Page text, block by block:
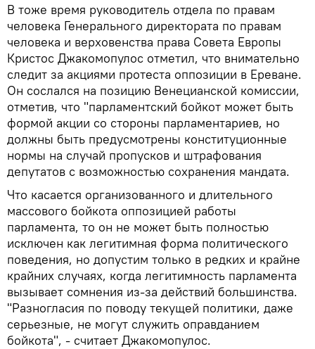
В тоже время руководитель отдела по правам
человека Генерального директората по правам
человека и верховенства права Совета Европы
Кристос Джакомопулос отметил, что внимательно
следит за акциями протеста оппозиции в Ереване.
Он сослался на позицию Венецианской комиссии,
отметив, что "парламентский бойкот может быть
формой акции со стороны парламентариев, но
должны быть предусмотрены конституционные
нормы на случай пропусков и штрафования
депутатов с возможностью сохранения мандата.
Что касается организованного и длительного
массового бойкота оппозицией работы
парламента, то он не может быть полностью
исключен как легитимная форма политического
поведения, но допустим только в редких и крайне
крайних случаях, когда легитимность парламента
вызывает сомнения из-за действий большинства.
"Разногласия по поводу текущей политики, даже
серьезные, не могут служить оправданием
бойкота", - считает Джакомопулос.